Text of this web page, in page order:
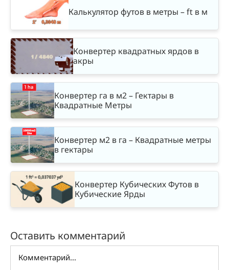
Калькулятор футов в метры – ft в м
Конвертер квадратных ярдов в
акры
Конвертер га в м2 – Гектары в
Квадратные Метры
Конвертер м2 в га – Квадратные метры
в гектары
Конвертер Кубических Футов в
Кубические Ярды
Оставить комментарий